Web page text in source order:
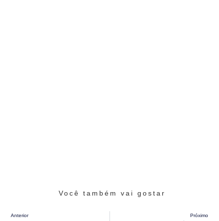
Você também vai gostar
Anterior
Próximo